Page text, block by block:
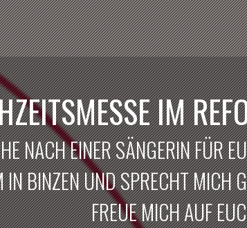
IM
NACH EINER SÄNGERIN
IN BINZEN UND SPRECHT
FREUE MICH AUF